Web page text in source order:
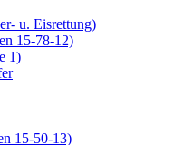
u. Eisrettung)
15-78-12)
1)
15-50-13)